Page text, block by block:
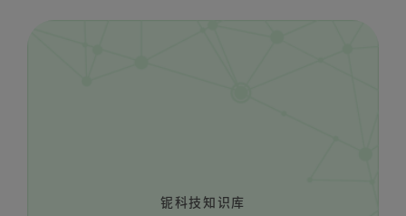
铌科技知识库